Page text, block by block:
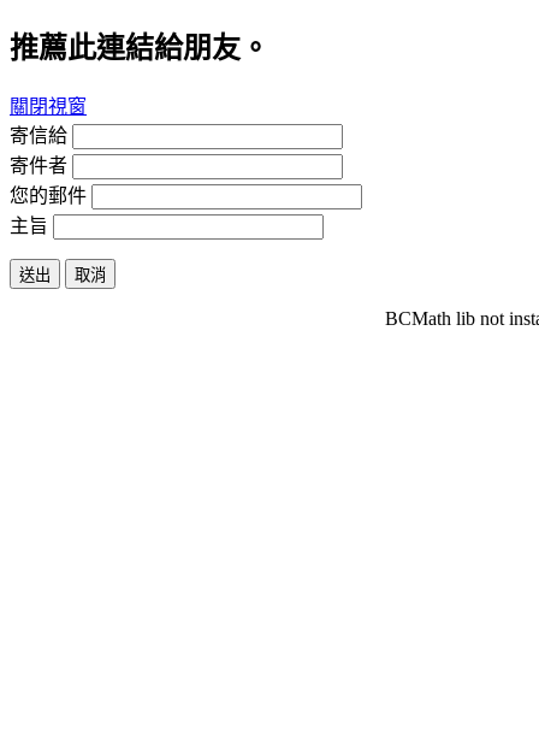
推薦此連結給朋友。
關閉視窗
寄信給
寄件者
您的郵件
主旨
送出 取消
BCMath lib not